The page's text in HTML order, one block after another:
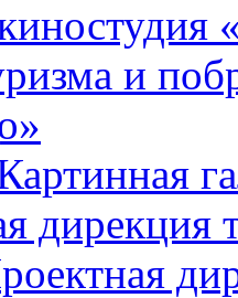
и
дирекция